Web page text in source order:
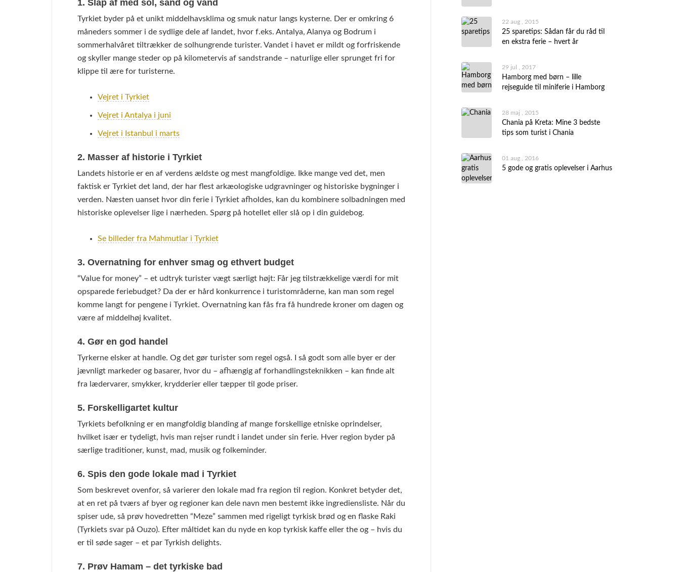
1. Slap af med sol, sand og vand
Tyrkiet byder på et unikt middelhavsklima og smuk natur langs kysterne. Der er omkring 6
måneders sommer i de sydlige dele af landet, hvor f.eks. Antalya, Alanya og Bodrum i
sommerhalvåret tiltrækker de solhungrende turister. Vandet i havet er mildt og forfriskende
og skyller mange steder op på kilometervis af sandstrande – naturlige eller sprunget fri for
klippe til ære for turisterne.
Vejret i Tyrkiet
Vejret i Antalya i juni
Vejret i Istanbul i marts
2. Masser af historie i Tyrkiet
Landets historie er en af verdens ældste og mest mangfoldige. Ikke mange ved det, men
faktisk er Tyrkiet det land, der har flest arkæologiske udgravninger og historiske bygninger i
verden. Næsten uanset hvor din ferie i Tyrkiet afholdes, kan du kombinere solbadningen med
historiske oplevelser lige i nærheden. Spørg på hotellet eller slå op i din guidebog.
Se billeder fra Mahmutlar i Tyrkiet
3. Overnatning for enhver smag og ethvert budget
“Value for money” – et udtryk turister vægt særligt højt: Får jeg tilstrækkelige værdi for mit
opsparede feriebudget? Da der er hård konkurrence i turistområderne, kan man som regel
komme langt for pengene i Tyrkiet. Overnatning kan fås fra få hundrede kroner om dagen og
være af middelhøj kvalitet.
4. Gør en god handel
Tyrkerne elsker at handle. Og det gør turister som regel også. I så godt som alle byer er der
jævnligt markeder og basarer, hvor du – afhængig af forhandlingsteknikken – kan finde alt
fra lædervarer, smykker, krydderier eller tæpper til gode priser.
5. Forskelligartet kultur
Tyrkiets befolkning er en mangfoldig blanding af mange forskellige etniske oprindelser,
hvilket især er tydeligt, hvis man rejser rundt i landet under sin ferie. Hver region byder på
særlige traditioner, kunst, mad, musik og folkeminder.
6. Spis den gode lokale mad i Tyrkiet
Som beskrevet ovenfor, så varierer den lokale mad fra region til region. Konkret betyder det,
at en ret på tværs af byer og regioner kan dele navn men bestemt ikke ingrediensliste. Når du
spiser ude, så prøv hovedretten “Meze” sammen med rigeligt tyrkisk brød og en flaske Raki
(Tyrkiets svar på Ouzo). Efter måltidet kan du nyde en kop tyrkisk kaffe eller the og – hvis du
er til søde sager – et par Tyrkish delights.
7. Prøv Hamam – det tyrkiske bad
22 aug , 2015
25 sparetips: Sådan får du råd til
en ekstra ferie – hvert år
29 jul , 2017
Hamborg med børn – lille
rejseguide til miniferie i Hamborg
28 maj , 2015
Chania på Kreta: Mine 3 bedste
tips som turist i Chania
01 aug , 2016
5 gode og gratis oplevelser i Aarhus